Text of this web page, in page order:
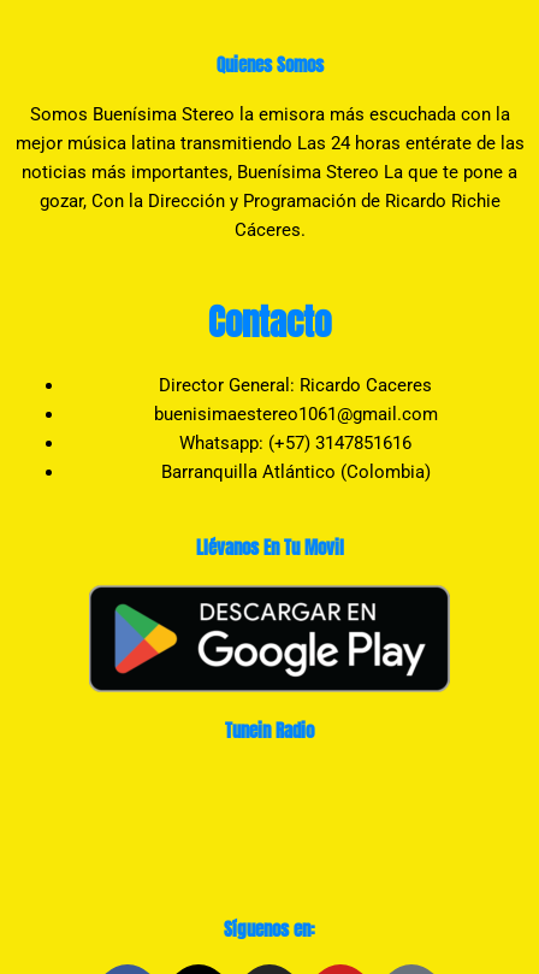
Quienes Somos
Somos Buenísima Stereo la emisora más escuchada con la
mejor música latina transmitiendo Las 24 horas entérate de las
noticias más importantes, Buenísima Stereo La que te pone a
gozar, Con la Dirección y Programación de Ricardo Richie
Cáceres.
Contacto
Director General: Ricardo Caceres
buenisimaestereo1061@gmail.com
Whatsapp: (+57) 3147851616
Barranquilla Atlántico (Colombia)
Llévanos En Tu Movil
Tunein Radio
Síguenos en: